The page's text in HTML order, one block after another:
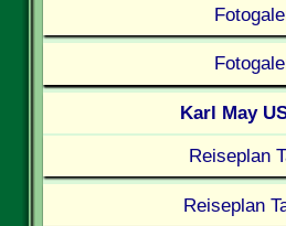
Karl May
Reiseplan
Reiseplan